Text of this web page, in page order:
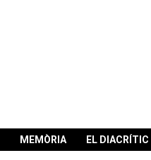
MEMÒRIA EL DIACRÍTIC